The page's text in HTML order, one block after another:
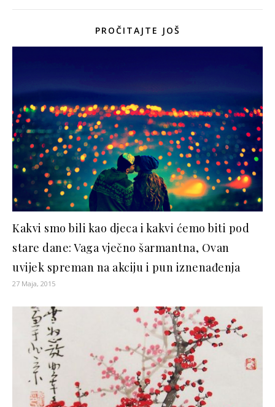
PROČITAJTE JOŠ
Kakvi smo bili kao djeca i kakvi ćemo biti pod
stare dane: Vaga vječno šarmantna, Ovan
uvijek spreman na akciju i pun iznenađenja
27 Maja, 2015